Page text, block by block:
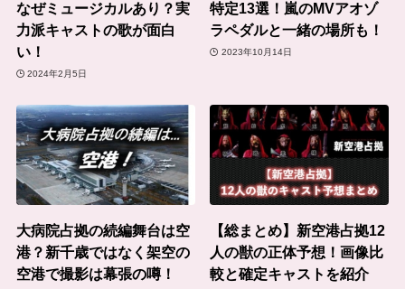
なぜミュージカルあり？実
力派キャストの歌が面白
い！
2024年2月5日
特定13選！嵐のMVアオゾ
ラペダルと一緒の場所も！
2023年10月14日
大病院占拠の続編舞台は空
港？新千歳ではなく架空の
空港で撮影は幕張の噂！
【総まとめ】新空港占拠12
人の獣の正体予想！画像比
較と確定キャストを紹介